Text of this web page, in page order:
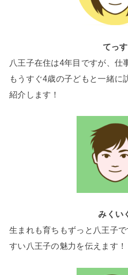
てっす
八王子在住は4年目ですが、仕
もうすぐ4歳の子どもと一緒に
紹介します！
みくい
生まれも育ちもずっと八王子
すい八王子の魅力を伝えます！